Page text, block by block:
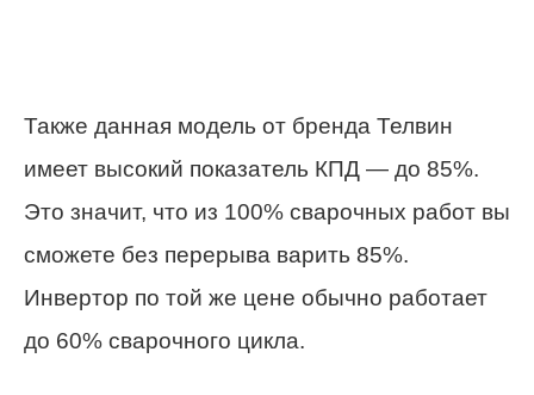
Также данная модель от бренда Телвин
имеет высокий показатель КПД — до 85%.
Это значит, что из 100% сварочных работ вы
сможете без перерыва варить 85%.
Инвертор по той же цене обычно работает
до 60% сварочного цикла.